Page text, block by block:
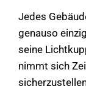
Jedes
genauso
seine
nimmt sich